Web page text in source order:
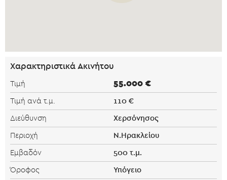
Χαρακτηριστικά Ακινήτου
Τιμή 55.000 €
Τιμή ανά τ.μ. 110 €
Διεύθυνση Χερσόνησος
Περιοχή Ν.Ηρακλείου
Εμβαδόν 500 τ.μ.
Όροφος Υπόγειο